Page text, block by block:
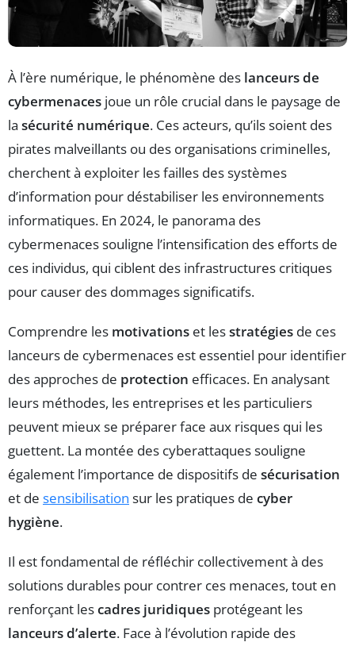
À l’ère numérique, le phénomène des lanceurs de
cybermenaces joue un rôle crucial dans le paysage de
la sécurité numérique. Ces acteurs, qu’ils soient des
pirates malveillants ou des organisations criminelles,
cherchent à exploiter les failles des systèmes
d’information pour déstabiliser les environnements
informatiques. En 2024, le panorama des
cybermenaces souligne l’intensification des efforts de
ces individus, qui ciblent des infrastructures critiques
pour causer des dommages significatifs.
Comprendre les motivations et lesstratégies de ces
lanceurs de cybermenaces est essentiel pour identifier
des approches de protection efficaces. En analysant
leurs méthodes, les entreprises et les particuliers
peuvent mieux se préparer face aux risques qui les
guettent. La montée des cyberattaques souligne
également l’importance de dispositifs de sécurisation
et de sensibilisation sur les pratiques de cyber
hygiène.
Il est fondamental de réfléchir collectivement à des
solutions durables pour contrer ces menaces, tout en
renforçant lescadres juridiques protégeant les
lanceurs d’alerte. Face à l’évolution rapide des